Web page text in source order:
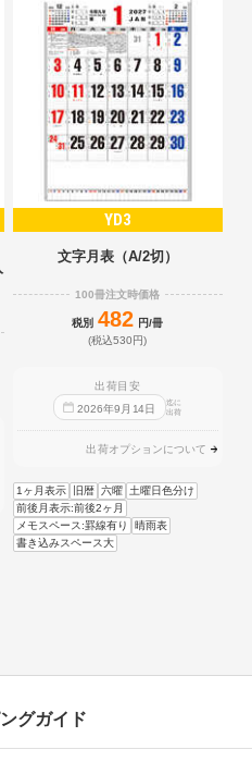
YD3
文字月表（A/2切）
100冊注文時価格
税別 482 円/冊
(税込530円)
出荷目安
2026年9 月 14日
迄に
出荷
出荷オプションについて
1ヶ月表示 旧暦 六曜
土曜日色分け
前後月表示:前後2ヶ月
メモスペース:罫線有り
晴雨表
書き込みスペース大
グガイド